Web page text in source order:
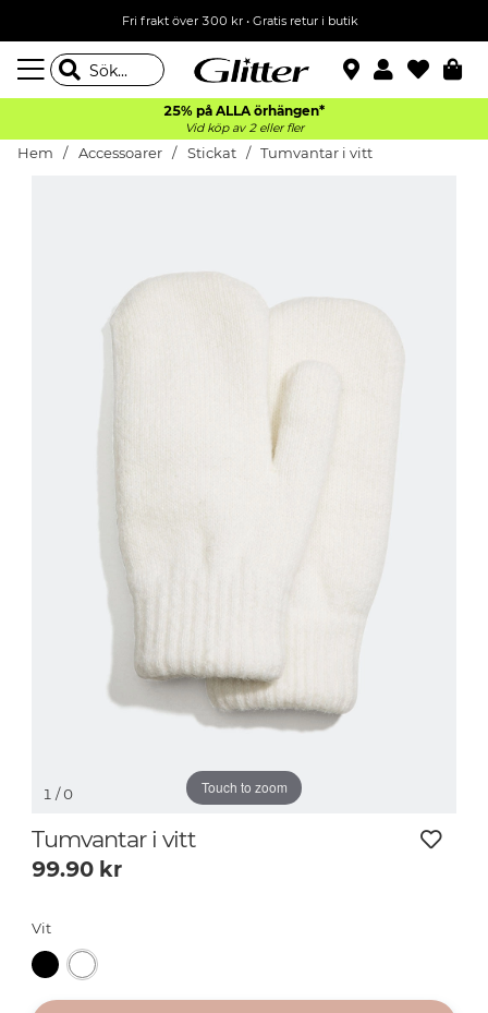
Fri frakt över 300 kr• Gratis retur i butik
25% på ALLA örhängen*
Vid köp av 2 eller fler
Hem Accessoarer Stickat Tumvantar i vitt
Touch to zoom
1 / 0
Tumvantar i vitt
99.90 kr
Vit